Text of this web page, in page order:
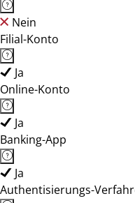
Nein
Filial-Konto
Ja
Online-Konto
Ja
Banking-App
Ja
Authentisierungs-